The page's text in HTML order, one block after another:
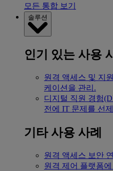
모든 통합 보기
솔루션
인기 있는 사용
원격 액세스 및 지원
케이션을 관리.
디지털 직원 경험
전에 IT 문제를 선
기타 사용 사례
원격 액세스 보안
원격 제어 플랫폼